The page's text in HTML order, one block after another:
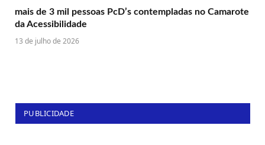
mais de 3 mil pessoas PcD’s contempladas no Camarote
da Acessibilidade
13 de julho de 2026
PUBLICIDADE